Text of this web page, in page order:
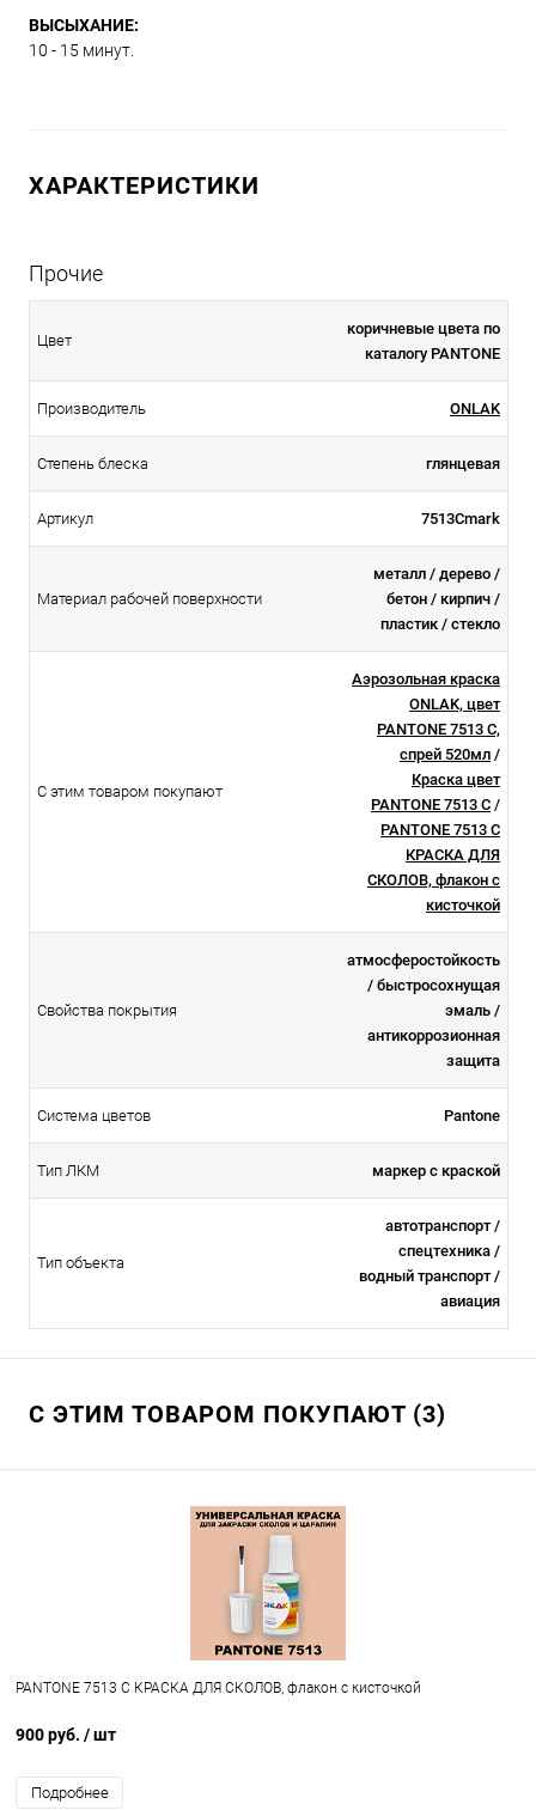
ВЫСЫХАНИЕ:
10 - 15 минут.
ХАРАКТЕРИСТИКИ
Прочие
Цвет
коричневые цвета по
каталогу PANTONE
Производитель ONLAK
Степень блеска глянцевая
Артикул 7513Cmark
Материал рабочей поверхности
металл / дерево /
бетон / кирпич /
пластик / стекло
С этим товаром покупают
Аэрозольная краска
ONLAK, цвет
PANTONE 7513 C,
спрей 520мл /
Краска цвет
PANTONE 7513 C /
PANTONE 7513 C
КРАСКА ДЛЯ
СКОЛОВ, флакон с
кисточкой
Свойства покрытия
атмосферостойкоcть
/ быстросохнущая
эмаль /
антикоррозионная
защита
Система цветов Pantone
Тип ЛКМ маркер с краской
Тип объекта
автотранспорт /
спецтехника /
водный транспорт /
авиация
С ЭТИМ ТОВАРОМ ПОКУПАЮТ (3)
PANTONE 7513 C КРАСКА ДЛЯ СКОЛОВ, флакон с кисточкой
900 руб. / шт
Подробнее